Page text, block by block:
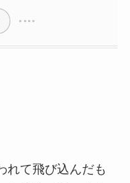
れて飛び込んだも